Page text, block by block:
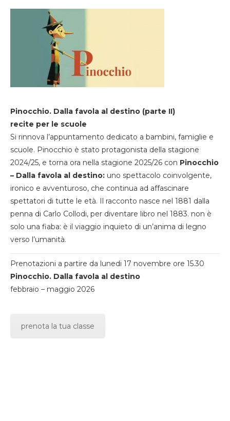
Pinocchio. Dalla favola al destino (parte II)
recite per le scuole
Si rinnova l’appuntamento dedicato a bambini, famiglie e
scuole. Pinocchio è stato protagonista della stagione
2024/25, e torna ora nella stagione 2025/26 con Pinocchio
– Dalla favola al destino: uno spettacolo coinvolgente,
ironico e avventuroso, che continua ad affascinare
spettatori di tutte le età. Il racconto nasce nel 1881 dalla
penna di Carlo Collodi, per diventare libro nel 1883. non è
solo una fiaba: è il viaggio inquieto di un’anima di legno
verso l’umanità.
Prenotazioni a partire da lunedi 17 novembre ore 15.30
Pinocchio. Dalla favola al destino
febbraio – maggio 2026
prenota la tua classe